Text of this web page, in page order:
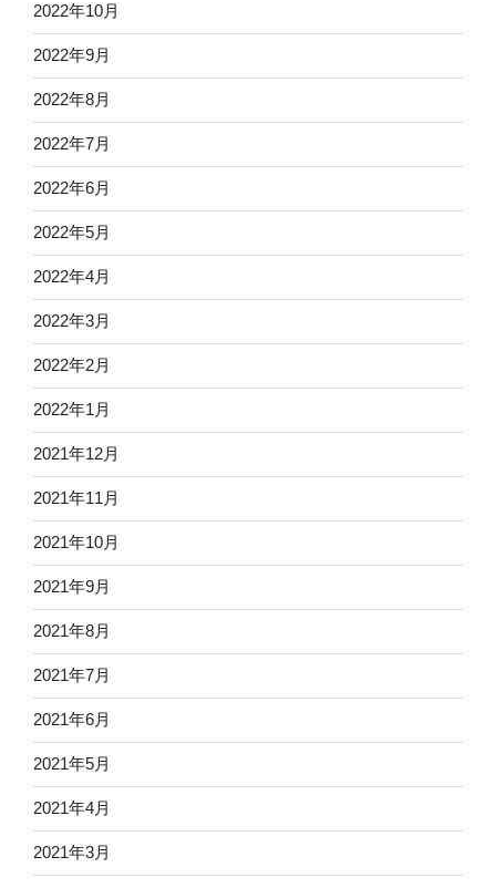
2022年10月
2022年9月
2022年8月
2022年7月
2022年6月
2022年5月
2022年4月
2022年3月
2022年2月
2022年1月
2021年12月
2021年11月
2021年10月
2021年9月
2021年8月
2021年7月
2021年6月
2021年5月
2021年4月
2021年3月